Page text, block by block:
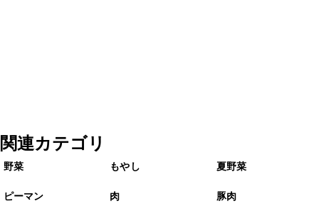
関連カテゴリ
野菜 もやし 夏野菜
ピーマン 肉 豚肉